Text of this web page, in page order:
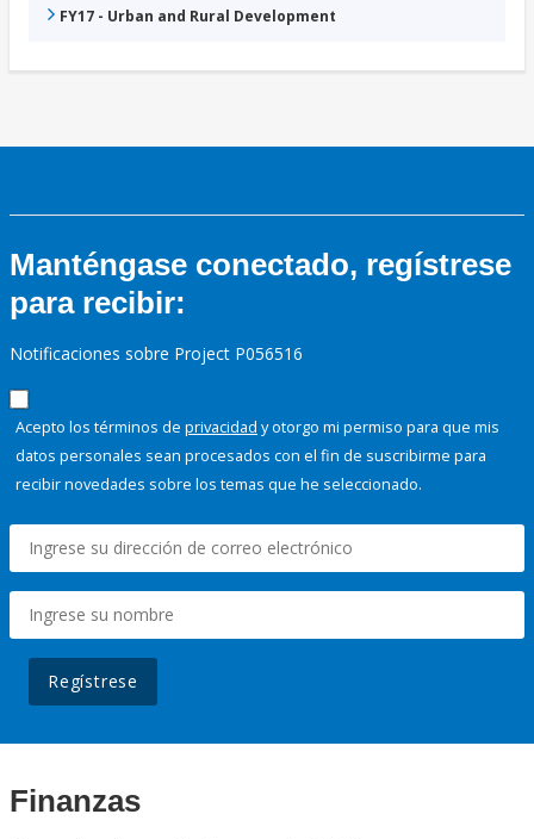
FY17 - Urban and Rural Development
Manténgase conectado, regístrese
para recibir:
Notificaciones sobre Project P056516
Acepto los términos de privacidad y otorgo mi permiso para que mis
datos personales sean procesados con el fin de suscribirme para
recibir novedades sobre los temas que he seleccionado.
Regístrese
Finanzas